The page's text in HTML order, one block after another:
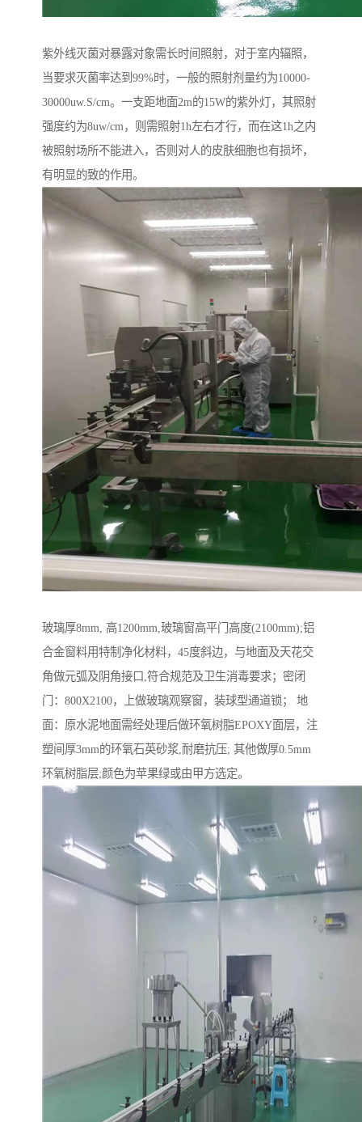
紫外线灭菌对暴露对象需长时间照射，对于室内辐照，
当要求灭菌率达到99%时，一般的照射剂量约为10000-
30000uw.S/cm。一支距地面2m的15W的紫外灯，其照射
强度约为8uw/cm，则需照射1h左右才行，而在这1h之内
被照射场所不能进入，否则对人的皮肤细胞也有损坏，
有明显的致的作用。
玻璃厚8mm, 高1200mm,玻璃窗高平门高度(2100mm);铝
合金窗料用特制净化材料，45度斜边，与地面及天花交
角做元弧及阴角接口,符合规范及卫生消毒要求；密闭
门：800X2100，上做玻璃观察窗，装球型通道锁； 地
面：原水泥地面需经处理后做环氧树脂EPOXY面层，注
塑间厚3mm的环氧石英砂浆,耐磨抗压; 其他做厚0.5mm
环氧树脂层;颜色为苹果绿或由甲方选定。